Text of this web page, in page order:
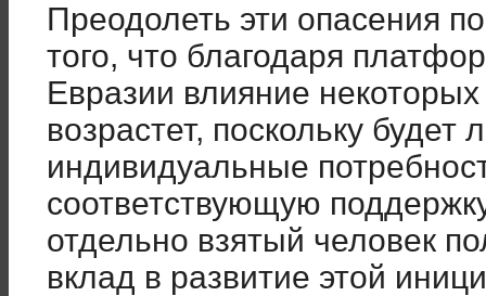
Преодолеть эти опасения
того, что благодаря
Евразии влияние некоторых
возрастет, поскольку будет
индивидуальные
соответствующую
отдельно взятый человек
вклад в развитие этой